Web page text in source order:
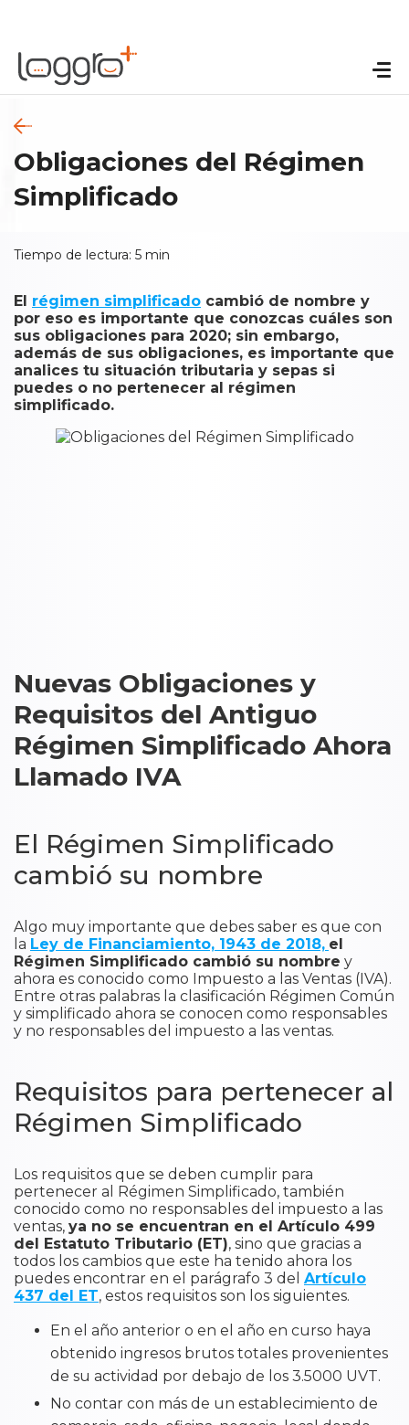
Obligaciones del Régimen
Simplificado
Tiempo de lectura: 5 min
El régimen simplificado cambió de nombre y
por eso es importante que conozcas cuáles son
sus obligaciones para 2020; sin embargo,
además de sus obligaciones, es importante que
analices tu situación tributaria y sepas si
puedes o no pertenecer al régimen
simplificado.
Nuevas Obligaciones y
Requisitos del Antiguo
Régimen Simplificado Ahora
Llamado IVA
El Régimen Simplificado
cambió su nombre
Algo muy importante que debes saber es que con
la Ley de Financiamiento, 1943 de 2018, el
Régimen Simplificado cambió su nombre y
ahora es conocido como Impuesto a las Ventas (IVA).
Entre otras palabras la clasificación Régimen Común
y simplificado ahora se conocen como responsables
y no responsables del impuesto a las ventas.
Requisitos para pertenecer al
Régimen Simplificado
​Los requisitos que se deben cumplir para
pertenecer al Régimen Simplificado, también
conocido como no responsables del impuesto a las
ventas, ya no se encuentran en el Artículo 499
del Estatuto Tributario (ET), sino que gracias a
todos los cambios que este ha tenido ahora los
puedes encontrar en el parágrafo 3 del Artículo
437 del ET, estos requisitos son los siguientes.
En el año anterior o en el año en curso haya
obtenido ingresos brutos totales provenientes
de su actividad por debajo de los 3.5000 UVT.
No contar con más de un establecimiento de